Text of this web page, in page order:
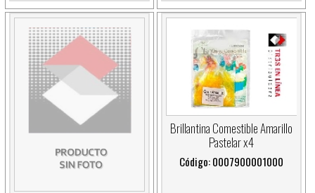
Brillantina Comestible Amarillo
Pastelar x4
Código: 0007900001000